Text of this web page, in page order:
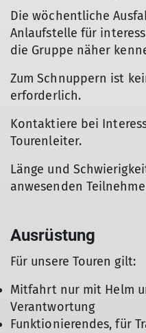
Die wöchentliche
Anlaufstelle für
die Gruppe näher
Zum Schnuppern ist
erforderlich.
Kontaktiere bei
Tourenleiter.
Länge und
anwesenden
Ausrüstung
Für unsere Touren gilt:
Mitfahrt nur mit Helm
Verantwortung
Funktionierendes, für